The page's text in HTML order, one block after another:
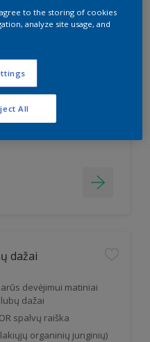
dažai keraminėms
dažai
devėjimui matiniai
dažai
spalvų raiška
(lakiųjų organinių junginių)
agree to the storing of cookies
analyze site usage, and
All